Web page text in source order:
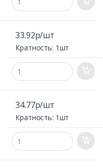
33.92р/шт
Кратность: 1шт
34.77р/шт
Кратность: 1шт